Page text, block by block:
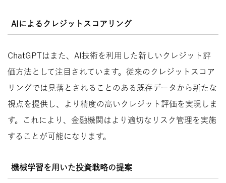
AIによるクレジットスコアリング
ChatGPTはまた、AI技術を利用した新しいクレジット評
価方法として注目されています。従来のクレジットスコア
リングでは見落とされることのある既存データから新たな
視点を提供し、より精度の高いクレジット評価を実現しま
す。これにより、金融機関はより適切なリスク管理を実施
することが可能になります。
機械学習を用いた投資戦略の提案